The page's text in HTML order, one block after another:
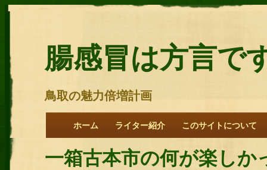
腸感冒は方言で
鳥取の魅力倍増計画
ホーム ライター紹介 このサイトについて
一箱古本市の何が楽しか